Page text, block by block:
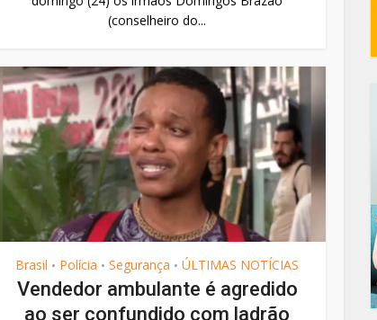
(conselheiro do...
Brasil • Polícia • Segurança • ÚLTIMAS NOTÍCIAS
Vendedor ambulante é agredido
ao ser confundido com ladrão